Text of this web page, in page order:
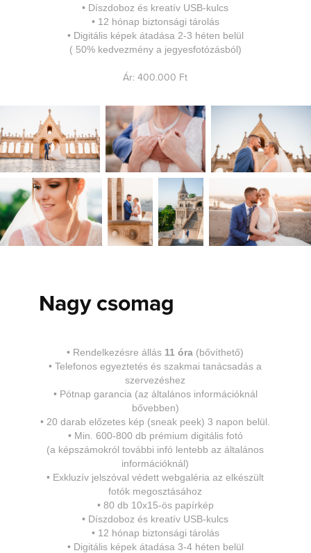
• Díszdoboz és kreatív USB-kulcs
• 12 hónap biztonsági tárolás
•Digitális képek átadása 2-3 héten belül
( 50% kedvezmény a jegyesfotózásból)
Ár: 400.000 Ft
Nagy csomag
• Rendelkezésre állás 11 óra (bővíthető)
• Telefonos egyeztetés és szakmai tanácsadás a
szervezéshez
• Pótnap garancia (az általános információknál
bővebben)
• 20 darab előzetes kép (sneak peek) 3 napon belül.
• Min. 600-800 db prémium digitális fotó
(a képszámokról további infó lentebb az általános
információknál)
• Exkluzív jelszóval védett webgaléria az elkészült
fotók megosztásához
• 80 db 10x15-ös papírkép
• Díszdoboz és kreatív USB-kulcs
• 12 hónap biztonsági tárolás
•Digitális képek átadása 3-4 héten belül